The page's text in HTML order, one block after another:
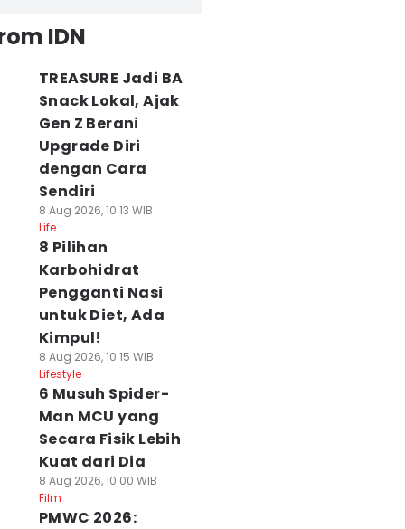
IDN
TREASURE Jadi BA
Snack Lokal, Ajak
Gen Z Berani
Upgrade Diri
dengan Cara
Sendiri
8 Aug 2026, 10:13 WIB
Life
8 Pilihan
Karbohidrat
Pengganti Nasi
untuk Diet, Ada
Kimpul!
8 Aug 2026, 10:15 WIB
Lifestyle
6 Musuh Spider-
Man MCU yang
Secara Fisik Lebih
Kuat dari Dia
8 Aug 2026, 10:00 WIB
Film
PMWC 2026: